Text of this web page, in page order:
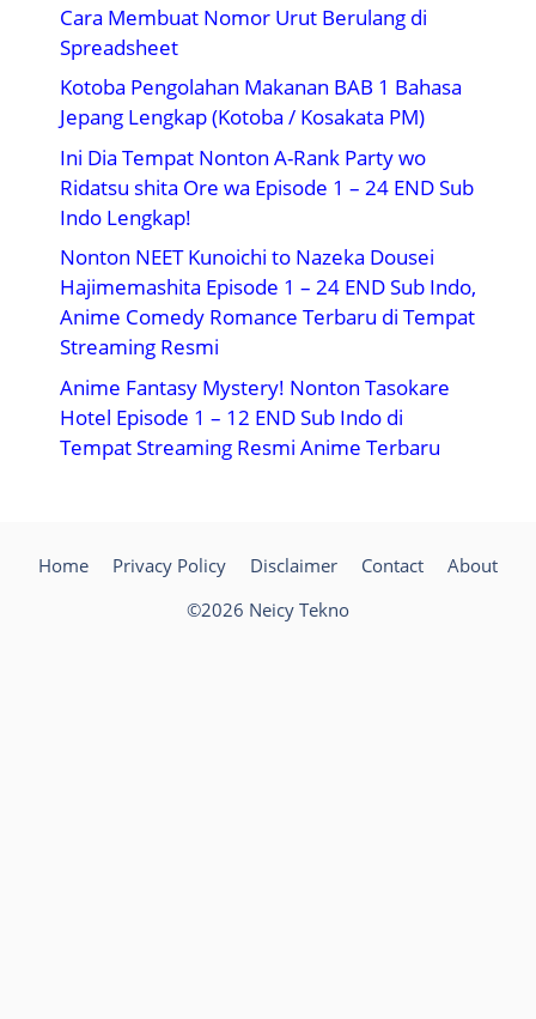
Cara Membuat Nomor Urut Berulang di
Spreadsheet
Kotoba Pengolahan Makanan BAB 1 Bahasa
Jepang Lengkap (Kotoba / Kosakata PM)
Ini Dia Tempat Nonton A-Rank Party wo
Ridatsu shita Ore wa Episode 1 – 24 END Sub
Indo Lengkap!
Nonton NEET Kunoichi to Nazeka Dousei
Hajimemashita Episode 1 – 24 END Sub Indo,
Anime Comedy Romance Terbaru di Tempat
Streaming Resmi
Anime Fantasy Mystery! Nonton Tasokare
Hotel Episode 1 – 12 END Sub Indo di
Tempat Streaming Resmi Anime Terbaru
Home Privacy Policy Disclaimer Contact
About
©2026 Neicy Tekno